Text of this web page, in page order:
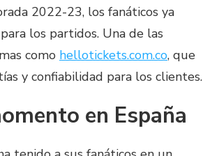
2022-23, los fanáticos ya
los partidos. Una de las
como hellotickets.com.co, que
y confiabilidad para los clientes.
en España